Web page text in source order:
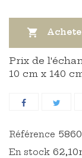

Prix ​​de
10 cm x 140
Référence
En stock